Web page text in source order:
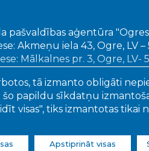
pašvaldības aģentūra
Akmeņu iela 43, Ogre, LV –
Mālkalnes pr. 3, Ogre, LV-
©
tā izmanto obligāti
papildu sīkdatņu
visas", tiks izmantotas
Apstiprināt visas